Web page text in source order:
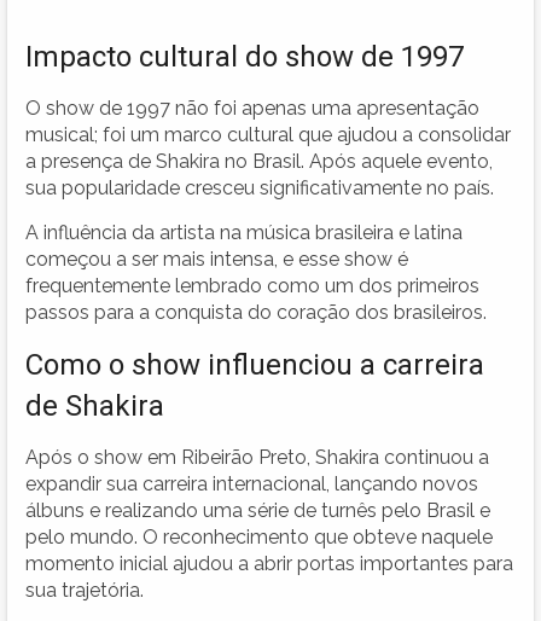
Impacto cultural do show de 1997
O show de 1997 não foi apenas uma apresentação
musical; foi um marco cultural que ajudou a consolidar
a presença de Shakira no Brasil. Após aquele evento,
sua popularidade cresceu significativamente no país.
A influência da artista na música brasileira e latina
começou a ser mais intensa, e esse show é
frequentemente lembrado como um dos primeiros
passos para a conquista do coração dos brasileiros.
Como o show influenciou a carreira
de Shakira
Após o show em Ribeirão Preto, Shakira continuou a
expandir sua carreira internacional, lançando novos
álbuns e realizando uma série de turnês pelo Brasil e
pelo mundo. O reconhecimento que obteve naquele
momento inicial ajudou a abrir portas importantes para
sua trajetória.